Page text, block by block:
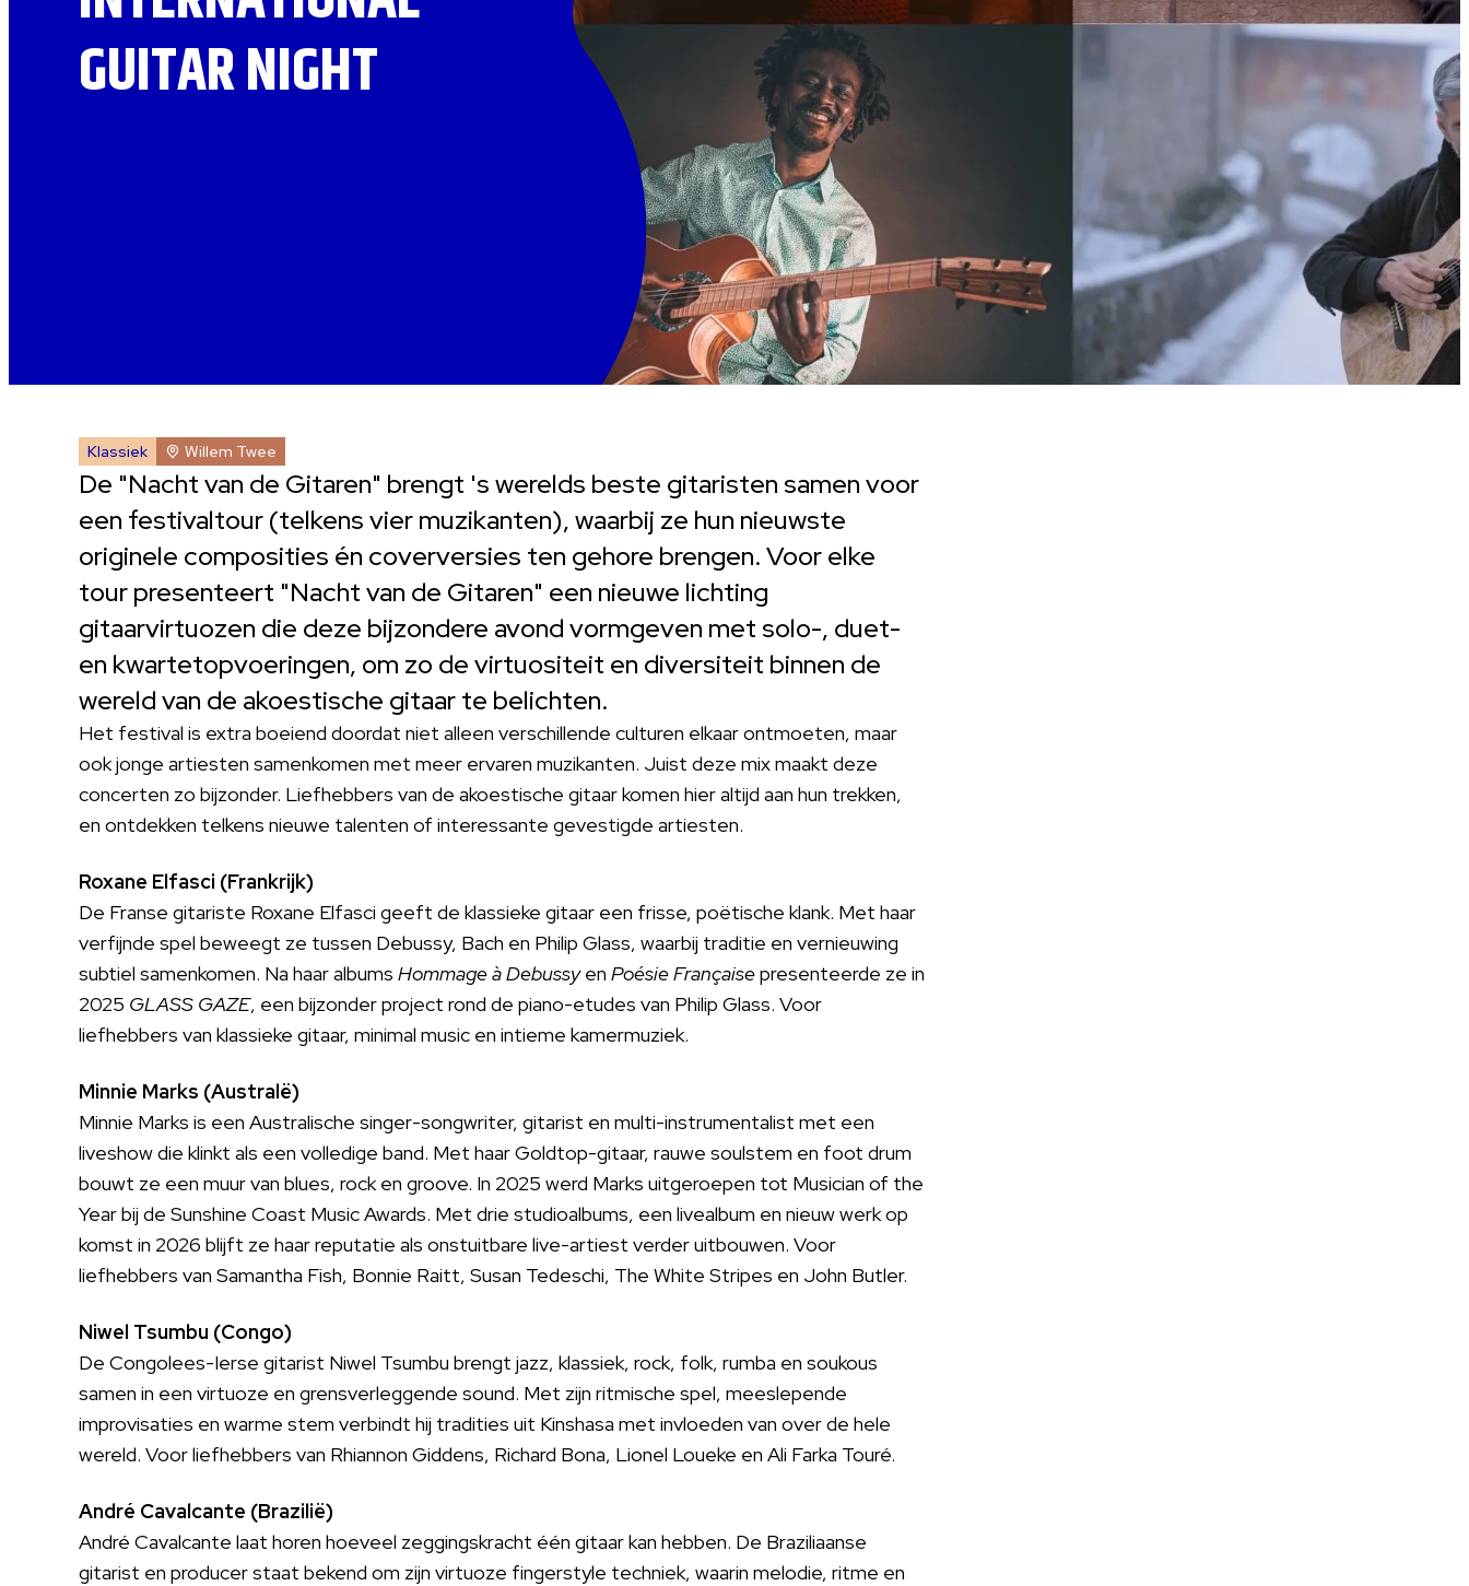
GUITAR NIGHT
Klassiek Willem Twee
De "Nacht van de Gitaren" brengt 's werelds beste gitaristen samen voor
een festivaltour (telkens vier muzikanten), waarbij ze hun nieuwste
originele composities én coverversies ten gehore brengen. Voor elke
tour presenteert "Nacht van de Gitaren" een nieuwe lichting
gitaarvirtuozen die deze bijzondere avond vormgeven met solo-, duet-
en kwartetopvoeringen, om zo de virtuositeit en diversiteit binnen de
wereld van de akoestische gitaar te belichten.
Het festival is extra boeiend doordat niet alleen verschillende culturen elkaar ontmoeten, maar
ook jonge artiesten samenkomen met meer ervaren muzikanten. Juist deze mix maakt deze
concerten zo bijzonder. Liefhebbers van de akoestische gitaar komen hier altijd aan hun trekken,
en ontdekken telkens nieuwe talenten of interessante gevestigde artiesten.
Roxane Elfasci (Frankrijk)
De Franse gitariste Roxane Elfasci geeft de klassieke gitaar een frisse, poëtische klank. Met haar
verfijnde spel beweegt ze tussen Debussy, Bach en Philip Glass, waarbij traditie en vernieuwing
subtiel samenkomen. Na haar albums Hommage à Debussyen Poésie Françaisepresenteerde ze in
2025 GLASS GAZE, een bijzonder project rond de piano-etudes van Philip Glass. Voor
liefhebbers van klassieke gitaar, minimal music en intieme kamermuziek.
Minnie Marks (Australë)
Minnie Marks is een Australische singer-songwriter, gitarist en multi-instrumentalist met een
liveshow die klinkt als een volledige band. Met haar Goldtop-gitaar, rauwe soulstem en foot drum
bouwt ze een muur van blues, rock en groove. In 2025 werd Marks uitgeroepen tot Musician of the
Year bij de Sunshine Coast Music Awards. Met drie studioalbums, een livealbum en nieuw werk op
komst in 2026 blijft ze haar reputatie als onstuitbare live-artiest verder uitbouwen. Voor
liefhebbers van Samantha Fish, Bonnie Raitt, Susan Tedeschi, The White Stripes en John Butler.
Niwel Tsumbu (Congo)
De Congolees-Ierse gitarist Niwel Tsumbu brengt jazz, klassiek, rock, folk, rumba en soukous
samen in een virtuoze en grensverleggende sound. Met zijn ritmische spel, meeslepende
improvisaties en warme stem verbindt hij tradities uit Kinshasa met invloeden van over de hele
wereld. Voor liefhebbers van Rhiannon Giddens, Richard Bona, Lionel Loueke en Ali Farka Touré.
André Cavalcante (Brazilië)
André Cavalcante laat horen hoeveel zeggingskracht één gitaar kan hebben. De Braziliaanse
gitarist en producer staat bekend om zijn virtuoze fingerstyle techniek, waarin melodie, ritme en